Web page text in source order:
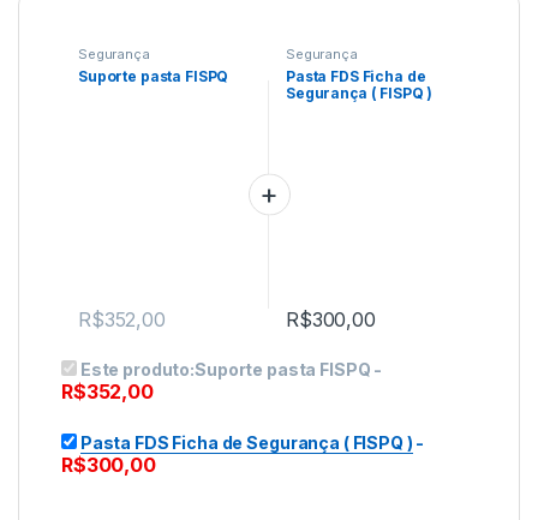
Segurança
Suporte pasta FISPQ
R$352,00
Segurança
Pasta FDS Ficha de
Segurança ( FISPQ )
R$300,00
Este produto:Suporte pasta FISPQ -
R$352,00
Pasta FDS Ficha de Segurança ( FISPQ ) -
R$300,00